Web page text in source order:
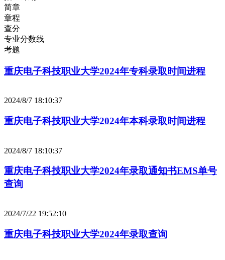
简章
章程
查分
专业分数线
考题
重庆电子科技职业大学2024年专科录取时间进程
2024/8/7 18:10:37
重庆电子科技职业大学2024年本科录取时间进程
2024/8/7 18:10:37
重庆电子科技职业大学2024年录取通知书EMS单号
查询
2024/7/22 19:52:10
重庆电子科技职业大学2024年录取查询